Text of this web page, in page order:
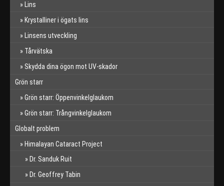
Lins
Krystalliner i ögats lins
Linsens utveckling
Tårvätska
Skydda dina ögon mot UV-skador
Grön starr
Grön starr: Öppenvinkelglaukom
Grön starr: Trångvinkelglaukom
Globalt problem
Himalayan Cataract Project
Dr. Sanduk Ruit
Dr. Geoffrey Tabin